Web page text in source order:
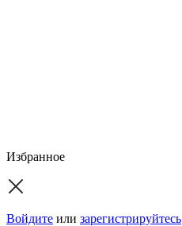
Избранное
Войдите или зарегистрируйтесь